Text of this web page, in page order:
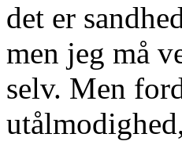
det er
men jeg må
selv. Men